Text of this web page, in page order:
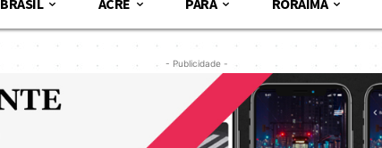
BRASIL ACRE PARÁ RORAIMA
- Publicidade -